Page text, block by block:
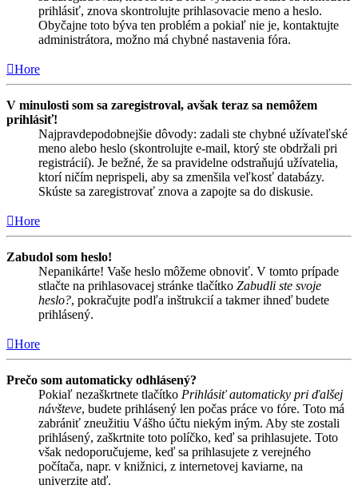
prihlásiť, znova skontrolujte prihlasovacie meno a heslo.
Obyčajne toto býva ten problém a pokiaľ nie je, kontaktujte
administrátora, možno má chybné nastavenia fóra.
Hore
V minulosti som sa zaregistroval, avšak teraz sa nemôžem
prihlásiť!
Najpravdepodobnejšie dôvody: zadali ste chybné užívateľské
meno alebo heslo (skontrolujte e-mail, ktorý ste obdržali pri
registrácií). Je bežné, že sa pravidelne odstraňujú užívatelia,
ktorí ničím neprispeli, aby sa zmenšila veľkosť databázy.
Skúste sa zaregistrovať znova a zapojte sa do diskusie.
Hore
Zabudol som heslo!
Nepanikárte! Vaše heslo môžeme obnoviť. V tomto prípade
stlačte na prihlasovacej stránke tlačítko Zabudli ste svoje
heslo?, pokračujte podľa inštrukcií a takmer ihneď budete
prihlásený.
Hore
Prečo som automaticky odhlásený?
Pokiaľ nezaškrtnete tlačítko Prihlásiť automaticky pri ďalšej
návšteve, budete prihlásený len počas práce vo fóre. Toto má
zabrániť zneužitiu Vášho účtu niekým iným. Aby ste zostali
prihlásený, zaškrtnite toto políčko, keď sa prihlasujete. Toto
však nedoporučujeme, keď sa prihlasujete z verejného
počítača, napr. v knižnici, z internetovej kaviarne, na
univerzite atď.